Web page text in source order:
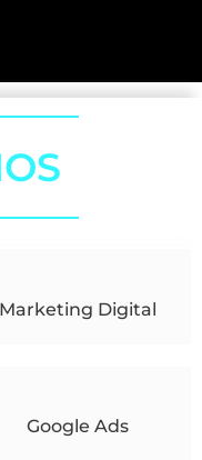
Marketing Digital
Google Ads